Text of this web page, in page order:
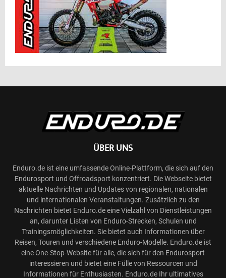
ÜBER UNS
Enduro.de ist eine umfassende Online-Plattform, die sich auf den
Endurosport und Offroadsport konzentriert. Die Webseite bietet
aktuelle Nachrichten und Updates von regionalen, nationalen
und internationalen Veranstaltungen. Zusätzlich zu den
Nachrichten bietet Enduro.de eine Vielzahl von Dienstleistungen
an, darunter Listen von Enduro-Strecken, Schulen und
Trainingsmöglichkeiten. Sie bietet auch Informationen über
Reisen, Touren und verschiedene Enduro-Modelle. Enduro.de ist
eine One-Stop-Website für alle, die sich für den Endurosport
interessieren und bietet eine Fülle von Ressourcen und
Informationen für Enthusiasten. Enduro.de Ihr ultimatives